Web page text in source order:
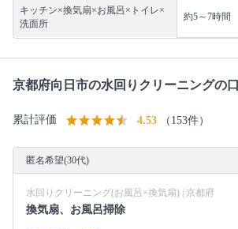
キッチン×換気扇×お風呂×トイレ×
洗面所
約5～7時間
京都府向日市の水回りクリーニングの
累計評価 4.53 （153件）
匿名希望(30代)
水回りクリーニング(お風呂×換気扇) | 京都府
換気扇、お風呂掃除